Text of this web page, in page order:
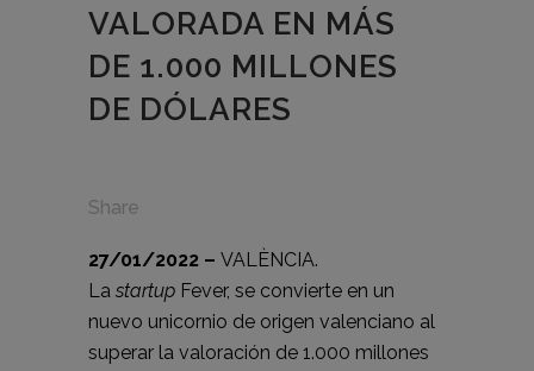
VALORADA EN MÁS
DE 1.000 MILLONES
DE DÓLARES
Share
27/01/2022 – VALÈNCIA.
La startup Fever, se convierte en un
nuevo unicornio de origen valenciano al
superar la valoración de 1.000 millones